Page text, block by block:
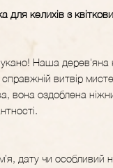
для келихів з
Наша дерев'яна
витвір
вона оздоблена
дату чи особливий